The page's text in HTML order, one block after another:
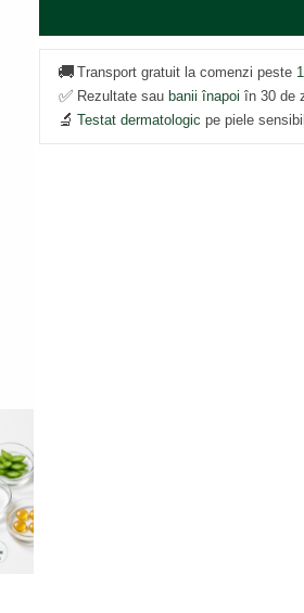
🚚 Transport gratuit la comenzi peste
✅ Rezultate sau banii înapoi în 30 de
🔬 Testat dermatologic pe piele